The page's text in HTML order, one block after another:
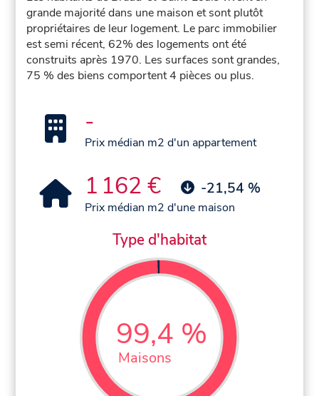
grande majorité dans une maison et sont plutôt
propriétaires de leur logement. Le parc immobilier
est semi récent, 62% des logements ont été
construits après 1970. Les surfaces sont grandes,
75 % des biens comportent 4 pièces ou plus.
-
Prix médian m2 d'un appartement
1 162 € -21,54 %
Prix médian m2 d'une maison
Type d'habitat
99,4 %
Maisons